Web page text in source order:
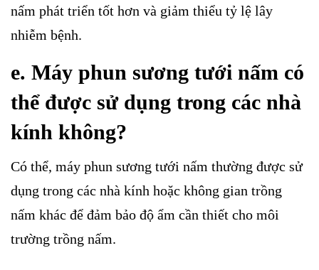
nấm phát triển tốt hơn và giảm thiểu tỷ lệ lây
nhiễm bệnh.
e. Máy phun sương tưới nấm có
thể được sử dụng trong các nhà
kính không?
Có thể, máy phun sương tưới nấm thường được sử
dụng trong các nhà kính hoặc không gian trồng
nấm khác để đảm bảo độ ẩm cần thiết cho môi
trường trồng nấm.